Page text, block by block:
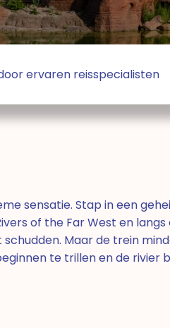
ervaren reisspecialisten
sensatie. Stap in een
of the Far West en
Maar de trein
te trillen en de rivier